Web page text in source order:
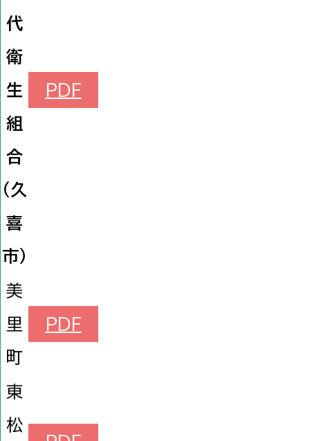
代
衛
生
組
合
（久
喜
市）
PDF
美
里
町
PDF
東
松